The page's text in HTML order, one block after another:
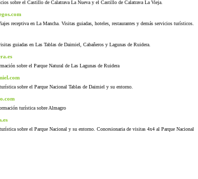
sobre el Castillo de Calatrava La Nueva y el Castillo de Calatrava La Vieja.
receptiva en La Mancha. Visitas guiadas, hoteles, restaurantes y demás servicios turísticos.
guiadas en Las Tablas de Daimiel, Cabañeros y Lagunas de Ruidera.
sobre el Parque Natural de Las Lagunas de Ruidera
sobre el Parque Nacional Tablas de Daimiel y su entorno.
turística sobre Almagro
sobre el Parque Nacional y su entorno. Concesionaria de visitas 4x4 al Parque Nacional